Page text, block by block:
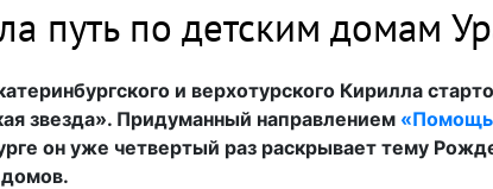
путь по детским домам
и верхотурского Кирилла
звезда». Придуманный направлением «Помощь
он уже четвертый раз раскрывает тему
домов.